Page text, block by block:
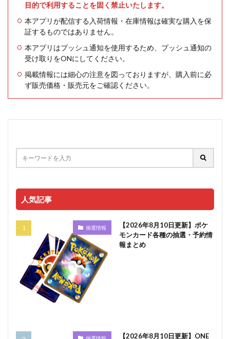
目的で利用することを固く禁止いたします。
本アプリが配信する入荷情報・在庫情報は確実な購入を保
証するものではありません。
本アプリはプッシュ通知を使用するため、プッシュ通知の
受け取りをONにしてください。
掲載情報には細心の注意を図っておりますが、購入前に必
ず販売価格・販売元をご確認ください。
人気記事
抽選情報
【2026年8月10日更新】ポケ
モンカード各種の抽選・予約情
報まとめ
【2026年8月10日更新】ONE